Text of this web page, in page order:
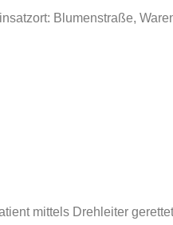
Blumenstraße,
mittels Drehleiter